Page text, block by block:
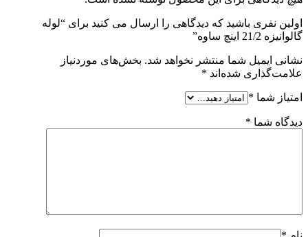
اولین نفری باشید که دیدگاهی را ارسال می کنید برای “لوله
گالوانیزه 21/2 اینچ ساوه”
نشانی ایمیل شما منتشر نخواهد شد. بخش‌های موردنیاز
علامت‌گذاری شده‌اند *
امتیاز شما *
دیدگاه شما *